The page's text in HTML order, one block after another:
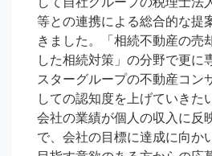
等との連携による総合的な提
きました。「相続不動産の売
した相続対策」の分野で更に
スターグループの不動産コン
しての認知度を上げていきた
会社の業績が個人の収入に反
で、会社の目標に達成に向か